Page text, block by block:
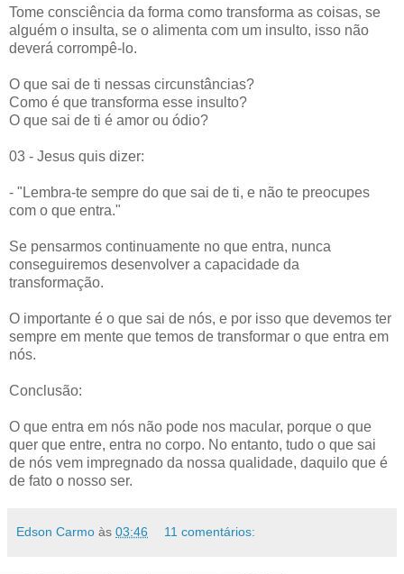
Tome consciência da forma como transforma as coisas, se
alguém o insulta, se o alimenta com um insulto, isso não
deverá corrompê-lo.
O que sai de ti nessas circunstâncias?
Como é que transforma esse insulto?
O que sai de ti é amor ou ódio?
03 - Jesus quis dizer:
- "Lembra-te sempre do que sai de ti, e não te preocupes
com o que entra."
Se pensarmos continuamente no que entra, nunca
conseguiremos desenvolver a capacidade da
transformação.
O importante é o que sai de nós, e por isso que devemos ter
sempre em mente que temos de transformar o que entra em
nós.
Conclusão:
O que entra em nós não pode nos macular, porque o que
quer que entre, entra no corpo. No entanto, tudo o que sai
de nós vem impregnado da nossa qualidade, daquilo que é
de fato o nosso ser.
Edson Carmo às 03:46 11 comentários: